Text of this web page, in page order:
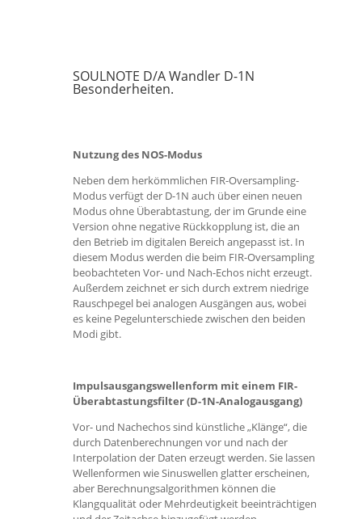
SOULNOTE D/A Wandler D-1N
Besonderheiten.
Nutzung des NOS-Modus
Neben dem herkömmlichen FIR-Oversampling-
Modus verfügt der D-1N auch über einen neuen
Modus ohne Überabtastung, der im Grunde eine
Version ohne negative Rückkopplung ist, die an
den Betrieb im digitalen Bereich angepasst ist. In
diesem Modus werden die beim FIR-Oversampling
beobachteten Vor- und Nach-Echos nicht erzeugt.
Außerdem zeichnet er sich durch extrem niedrige
Rauschpegel bei analogen Ausgängen aus, wobei
es keine Pegelunterschiede zwischen den beiden
Modi gibt.
Impulsausgangswellenform mit einem FIR-
Überabtastungsfilter (D-1N-Analogausgang)
Vor- und Nachechos sind künstliche „Klänge“, die
durch Datenberechnungen vor und nach der
Interpolation der Daten erzeugt werden. Sie lassen
Wellenformen wie Sinuswellen glatter erscheinen,
aber Berechnungsalgorithmen können die
Klangqualität oder Mehrdeutigkeit beeinträchtigen